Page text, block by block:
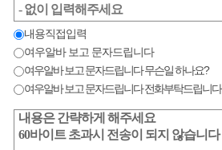
내용직접입력
여우알바 보고 문자드립니다
여우알바 보고 문자드립니다 무슨일 하나요?
여우알바 보고 문자드립니다 전화부탁드립니다